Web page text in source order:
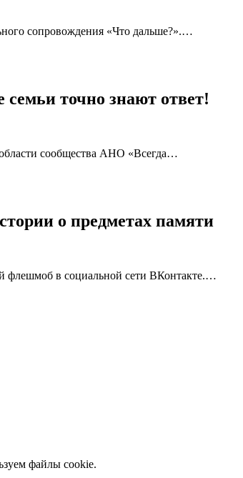
сопровождения «Что дальше?».…
точно знают ответ!
сообщества АНО «Всегда…
о предметах памяти
флешмоб в социальной сети ВКонтакте.…
файлы cookie.